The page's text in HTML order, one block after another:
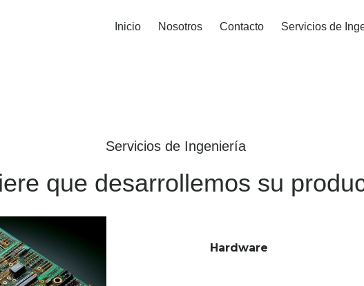
Inicio Nosotros Contacto Servicios de
Servicios de Ingeniería
que desarrollemos su
Hardware